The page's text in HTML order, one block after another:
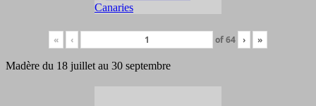
« ‹ of64 › »
Madère du 18 juillet au 30 septembre